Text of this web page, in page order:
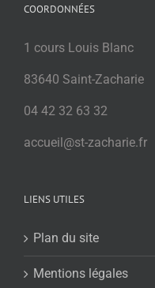
COORDONNÉES
1 cours Louis Blanc
83640 Saint-Zacharie
04 42 32 63 32
accueil@st-zacharie.fr
LIENS UTILES
Plan du site
Mentions légales